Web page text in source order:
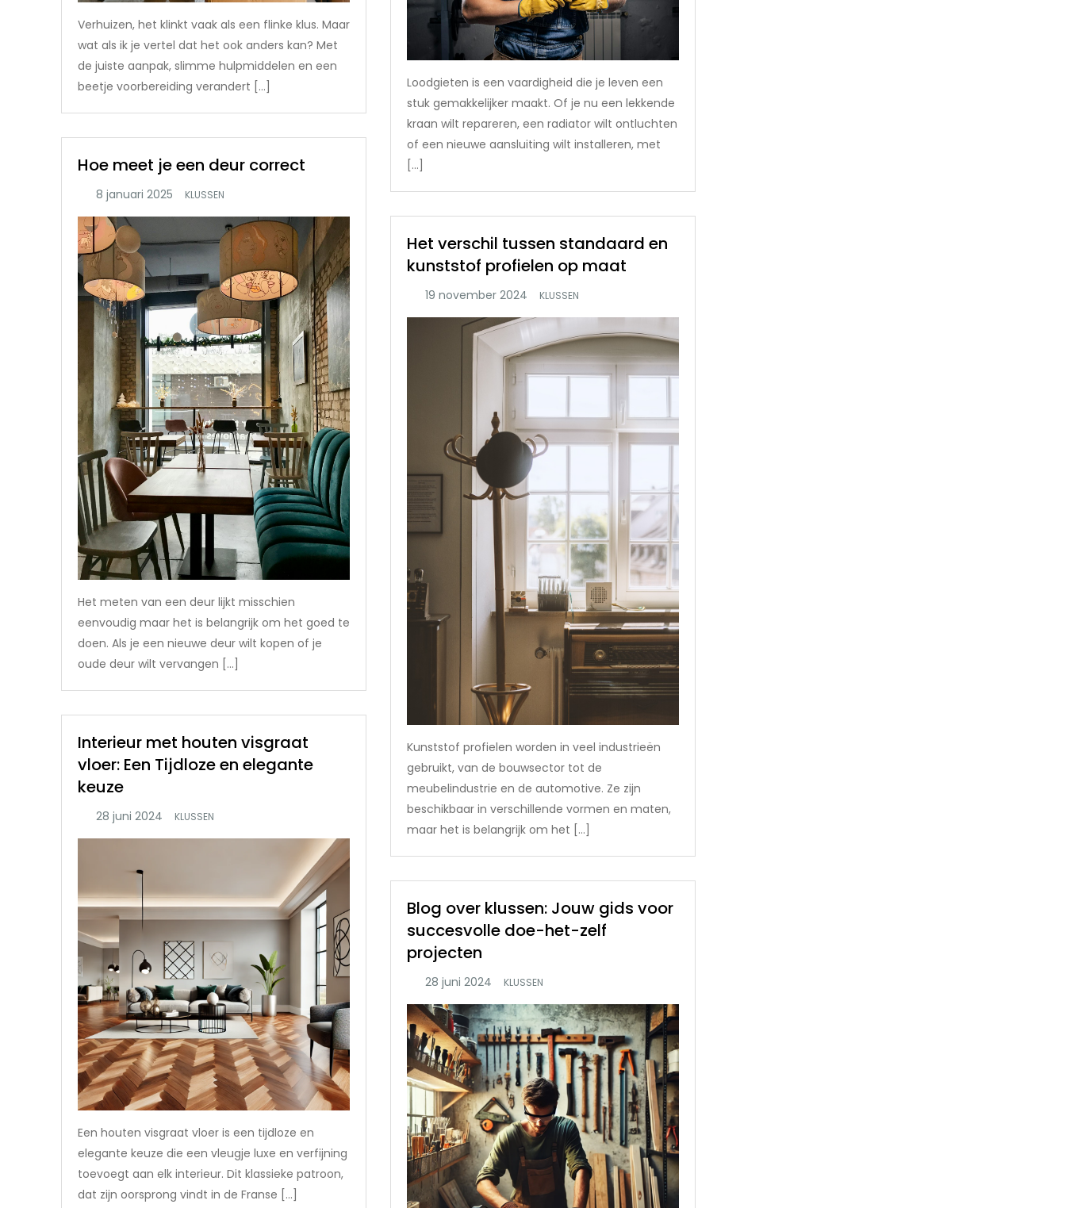
Verhuizen, het klinkt vaak als een flinke klus. Maar
wat als ik je vertel dat het ook anders kan? Met
de juiste aanpak, slimme hulpmiddelen en een
beetje voorbereiding verandert […]
Loodgieten is een vaardigheid die je leven een
stuk gemakkelijker maakt. Of je nu een lekkende
kraan wilt repareren, een radiator wilt ontluchten
of een nieuwe aansluiting wilt installeren, met
[…]
Hoe meet je een deur correct
KLUSSEN
Het meten van een deur lijkt misschien
eenvoudig maar het is belangrijk om het goed te
doen. Als je een nieuwe deur wilt kopen of je
oude deur wilt vervangen […]
Het verschil tussen standaard en
kunststof profielen op maat
KLUSSEN
Kunststof profielen worden in veel industrieën
gebruikt, van de bouwsector tot de
meubelindustrie en de automotive. Ze zijn
beschikbaar in verschillende vormen en maten,
maar het is belangrijk om het […]
Interieur met houten visgraat
vloer: Een Tijdloze en elegante
keuze
KLUSSEN
Een houten visgraat vloer is een tijdloze en
elegante keuze die een vleugje luxe en verfijning
toevoegt aan elk interieur. Dit klassieke patroon,
dat zijn oorsprong vindt in de Franse […]
Blog over klussen: Jouw gids voor
succesvolle doe-het-zelf
projecten
KLUSSEN